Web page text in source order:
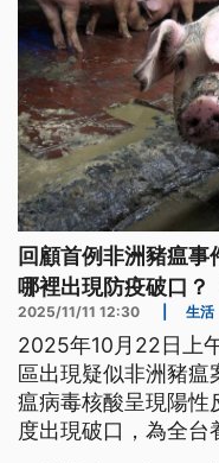
回顧首例非洲豬瘟事
哪裡出現防疫破口？
2025/11/11 12:30 生活
2025年10月22日上
區出現疑似非洲豬
瘟病毒核酸呈現陽性
度出現破口，為全台